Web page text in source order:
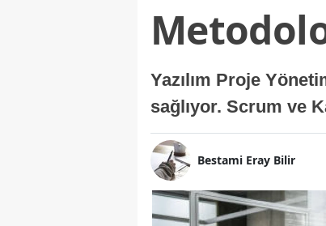
Yazılım Proje
sağlıyor. Scrum ve
Bestami Eray Bilir